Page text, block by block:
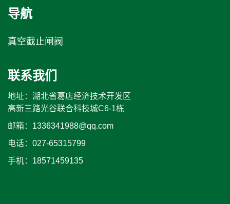
导航
真空截止闸阀
联系我们
地址：湖北省葛店经济技术开发区
高新三路光谷联合科技城C6-1栋
邮箱： 1336341988@qq.com
电话： 027-65315799
手机： 18571459135